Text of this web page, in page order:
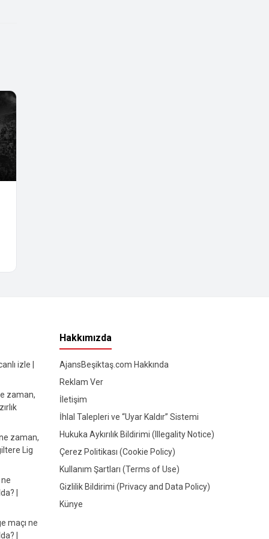
izle |
zaman,
zaman,
Lig
|
maçı ne
|
Hakkımızda
AjansBeşiktaş.com Hakkında
Reklam Ver
İletişim
İhlal Talepleri ve “Uyar Kaldır” Sistemi
Hukuka Aykırılık Bildirimi (Illegality Notice)
Çerez Politikası (Cookie Policy)
Kullanım Şartları (Terms of Use)
Gizlilik Bildirimi (Privacy and Data Policy)
Künye